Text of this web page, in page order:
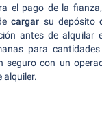
el pago de la
cargar su depósito
antes de alquilar
para
seguro con un
alquiler.